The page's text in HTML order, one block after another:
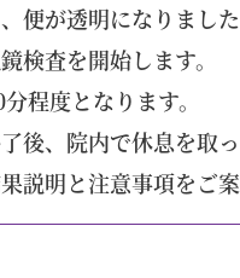
便が透明になりまし
検査を開始します。
程度となります。
後、院内で休息を取っ
説明と注意事項をご